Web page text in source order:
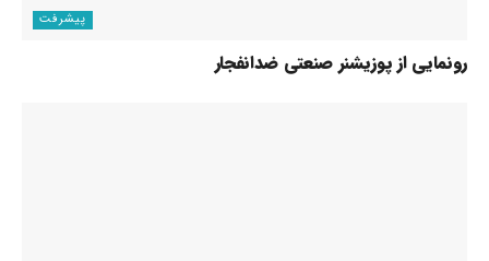
پیشرفت
رونمایی از پوزیشنر صنعتی ضدانفجار